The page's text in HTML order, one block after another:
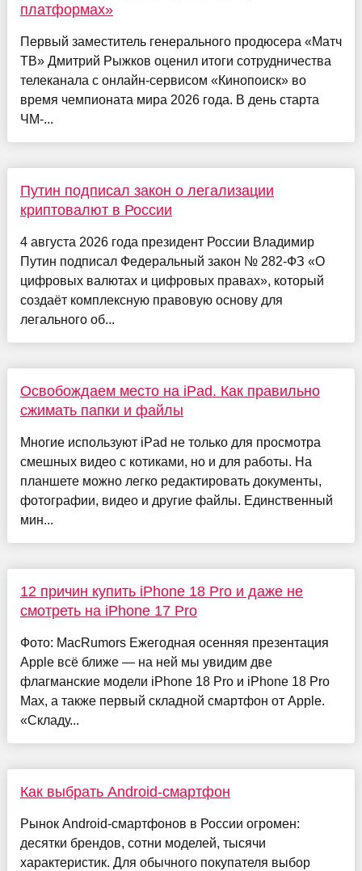
платформах»
Первый заместитель генерального продюсера «Матч
ТВ» Дмитрий Рыжков оценил итоги сотрудничества
телеканала с онлайн-сервисом «Кинопоиск» во
время чемпионата мира 2026 года. В день старта
ЧМ-...
Путин подписал закон о легализации
криптовалют в России
4 августа 2026 года президент России Владимир
Путин подписал Федеральный закон № 282-ФЗ «О
цифровых валютах и цифровых правах», который
создаёт комплексную правовую основу для
легального об...
Освобождаем место на iPad. Как правильно
сжимать папки и файлы
Многие используют iPad не только для просмотра
смешных видео с котиками, но и для работы. На
планшете можно легко редактировать документы,
фотографии, видео и другие файлы. Единственный
мин...
12 причин купить iPhone 18 Pro и даже не
смотреть на iPhone 17 Pro
Фото: MacRumors Ежегодная осенняя презентация
Apple всё ближе — на ней мы увидим две
флагманские модели iPhone 18 Pro и iPhone 18 Pro
Max, а также первый складной смартфон от Apple.
«Складу...
Как выбрать Android-смартфон
Рынок Android-смартфонов в России огромен:
десятки брендов, сотни моделей, тысячи
характеристик. Для обычного покупателя выбор